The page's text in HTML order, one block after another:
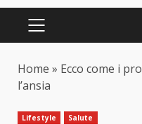
PRIMARY
Home » Ecco come i
l’ansia
Lifestyle Salute